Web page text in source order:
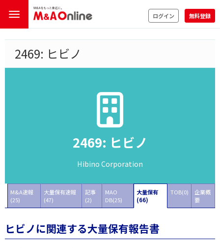
ログイン 無料登録
2469: ヒビノ
2469: ヒビノ
Hibino Corporation
M&A速報
(25)
大量保有速報
(47)
記事
(2)
MAO
DB(25)
大量保有
(66)
TOB(0)
企業概
要
ヒビノに関連する大量保有報告書